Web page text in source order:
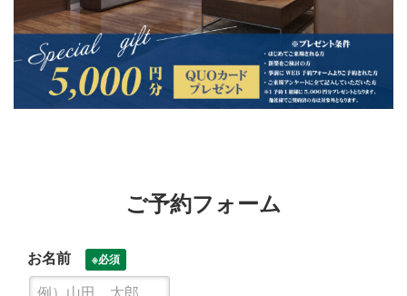
ご予約フォーム
お名前 ※必須